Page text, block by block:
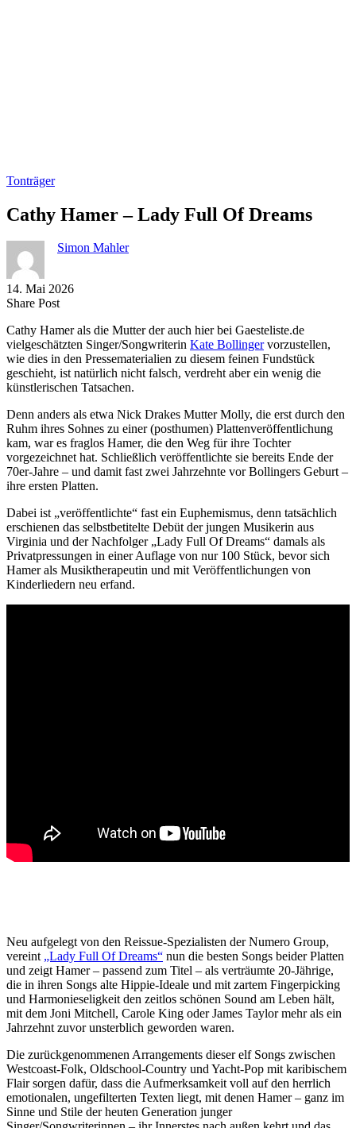
Tonträger
Cathy Hamer – Lady Full Of Dreams
Simon Mahler
14. Mai 2026
Share PostShare
Facebook
Copy
to
clipboard
Send
via
eMail
Cathy Hamer als die Mutter der auch hier bei Gaesteliste.de
vielgeschätzten Singer/Songwriterin Kate Bollingervorzustellen,
wie dies in den Pressematerialien zu diesem feinen Fundstück
geschieht, ist natürlich nicht falsch, verdreht aber ein wenig die
künstlerischen Tatsachen.
Denn anders als etwa Nick Drakes Mutter Molly, die erst durch den
Ruhm ihres Sohnes zu einer (posthumen) Plattenveröffentlichung
kam, war es fraglos Hamer, die den Weg für ihre Tochter
vorgezeichnet hat. Schließlich veröffentlichte sie bereits Ende der
70er-Jahre – und damit fast zwei Jahrzehnte vor Bollingers Geburt –
ihre ersten Platten.
Dabei ist „veröffentlichte“ fast ein Euphemismus, denn tatsächlich
erschienen das selbstbetitelte Debüt der jungen Musikerin aus
Virginia und der Nachfolger „Lady Full Of Dreams“ damals als
Privatpressungen in einer Auflage von nur 100 Stück, bevor sich
Hamer als Musiktherapeutin und mit Veröffentlichungen von
Kinderliedern neu erfand.
Neu aufgelegt von den Reissue-Spezialisten der Numero Group,
vereint „Lady Full Of Dreams“ nun die besten Songs beider Platten
und zeigt Hamer – passend zum Titel – als verträumte 20-Jährige,
die in ihren Songs alte Hippie-Ideale und mit zartem Fingerpicking
und Harmonieseligkeit den zeitlos schönen Sound am Leben hält,
mit dem Joni Mitchell, Carole King oder James Taylor mehr als ein
Jahrzehnt zuvor unsterblich geworden waren.
Die zurückgenommenen Arrangements dieser elf Songs zwischen
Westcoast-Folk, Oldschool-Country und Yacht-Pop mit karibischem
Flair sorgen dafür, dass die Aufmerksamkeit voll auf den herrlich
emotionalen, ungefilterten Texten liegt, mit denen Hamer – ganz im
Sinne und Stile der heuten Generation junger